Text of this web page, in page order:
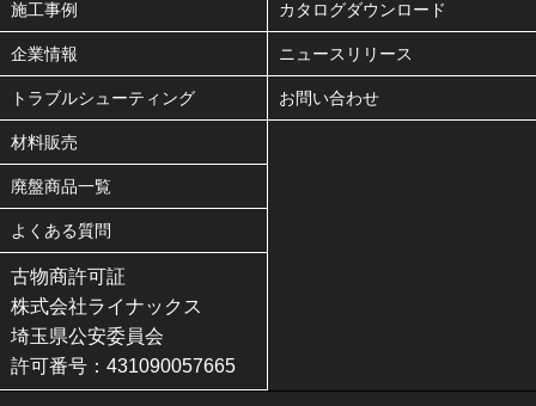
施工事例
企業情報
トラブルシューティング
材料販売
廃盤商品一覧
よくある質問
カタログダウンロード
ニュースリリース
お問い合わせ
古物商許可証
株式会社ライナックス
埼玉県公安委員会
許可番号：431090057665